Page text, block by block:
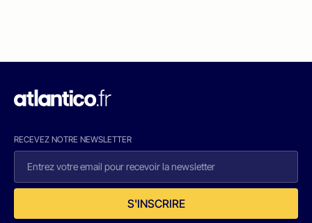
RECEVEZ NOTRE NEWSLETTER
S'INSCRIRE